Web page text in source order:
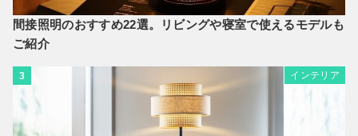
間接照明のおすすめ22選。リビングや寝室で使えるモデルも
ご紹介
3 インテリア